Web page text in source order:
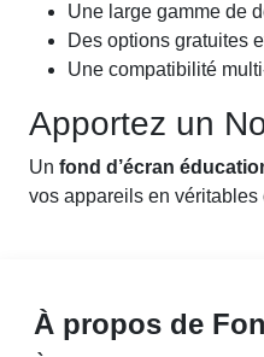
Une large gamme de
Des options gratuites
Une compatibilité
Apportez un
Un fond d’écran
vos appareils en
À propos de